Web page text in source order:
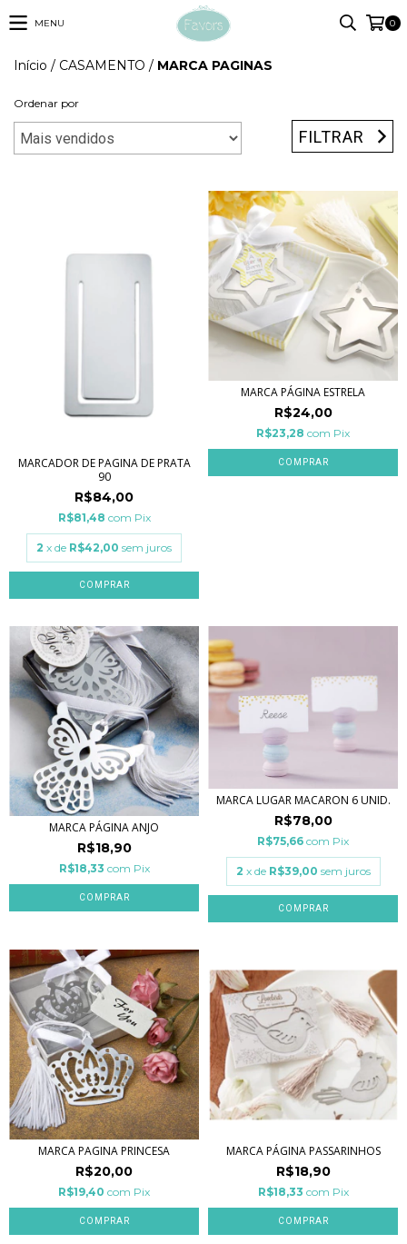
MENU 0
Início / CASAMENTO / MARCA PAGINAS
Ordenar por
FILTRAR
MARCADOR DE PAGINA DE PRATA
90
R$84,00
R$81,48 com Pix
2 x de R$42,00 sem juros
MARCA PÁGINA ESTRELA
R$24,00
R$23,28 com Pix
MARCA PÁGINA ANJO
R$18,90
R$18,33 com Pix
MARCA LUGAR MACARON 6 UNID.
R$78,00
R$75,66 com Pix
2 x de R$39,00 sem juros
MARCA PAGINA PRINCESA
R$20,00
R$19,40 com Pix
MARCA PÁGINA PASSARINHOS
R$18,90
R$18,33 com Pix